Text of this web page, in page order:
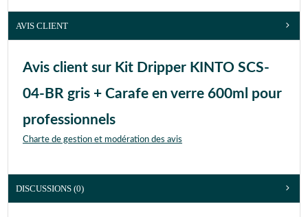
AVIS CLIENT
Avis client sur Kit Dripper KINTO SCS-
04-BR gris + Carafe en verre 600ml pour
professionnels
Charte de gestion et modération des avis
DISCUSSIONS (0)